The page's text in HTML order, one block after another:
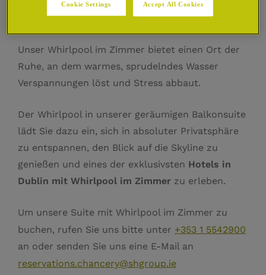
Privater Whirlpool-Raum
Unser Whirlpool im Zimmer bietet einen Ort der
Ruhe, an dem warmes, sprudelndes Wasser
Verspannungen löst und Stress abbaut.
Der Whirlpool in unserer geräumigen Balkonsuite
lädt Sie dazu ein, sich in absoluter Privatsphäre
zu entspannen, den Blick auf die Skyline zu
genießen und eines der exklusivsten Hotels in
Dublin mit Whirlpool im Zimmer zu erleben.
Um unsere Suite mit Whirlpool im Zimmer zu
buchen, rufen Sie uns bitte unter +353 1 5542900
an oder senden Sie uns eine E-Mail an
reservations.chancery@shgroup.ie
Cookie Settings Accept All Cookies